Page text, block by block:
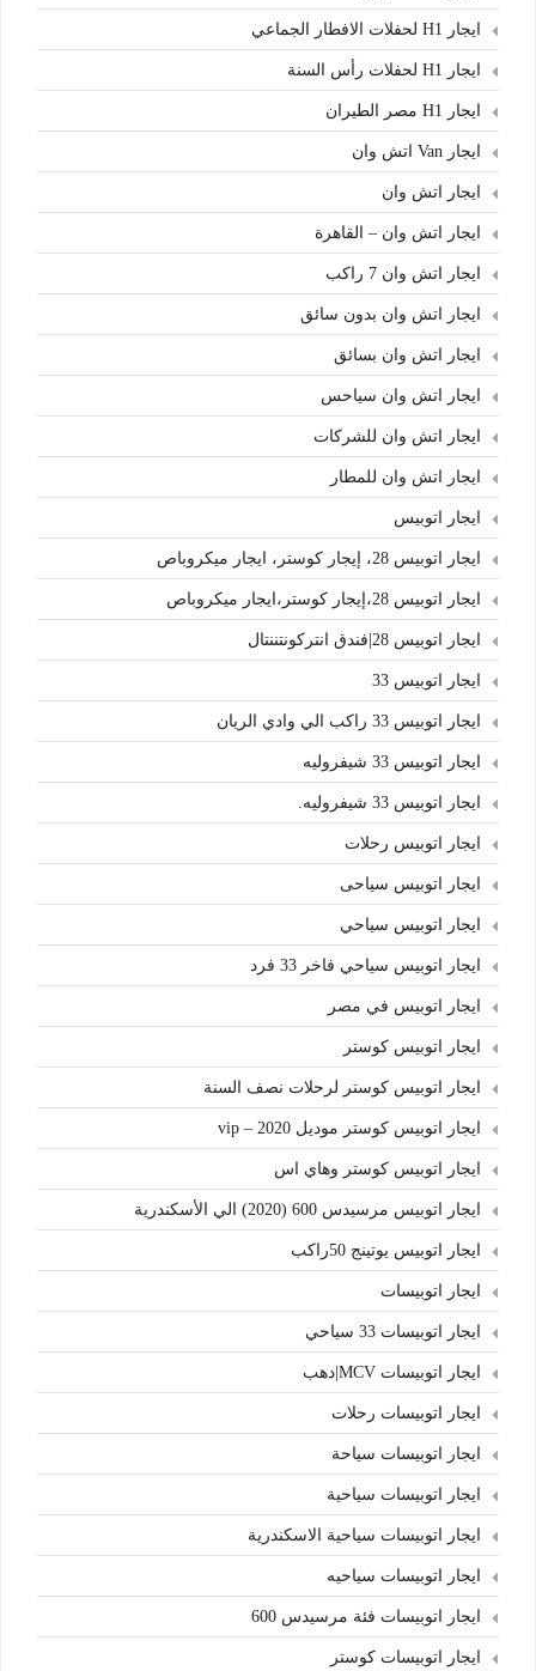
ايجار H1 لحفلات الافطار الجماعي
ايجار H1 لحفلات رأس السنة
ايجار H1 مصر الطيران
ايجار Van اتش وان
ايجار اتش وان
ايجار اتش وان – القاهرة
ايجار اتش وان 7 راكب
ايجار اتش وان بدون سائق
ايجار اتش وان بسائق
ايجار اتش وان سياحس
ايجار اتش وان للشركات
ايجار اتش وان للمطار
ايجار اتوبيس
ايجار اتوبيس 28، إيجار كوستر، ايجار ميكروباص
ايجار اتوبيس 28،إيجار كوستر،ايجار ميكروباص
ايجار اتوبيس 28|فندق انتركونتننتال
ايجار اتوبيس 33
ايجار اتوبيس 33 راكب الي وادي الريان
ايجار اتوبيس 33 شيفروليه
ايجار اتوبيس 33 شيفروليه.
ايجار اتوبيس رحلات
ايجار اتوبيس سياحى
ايجار اتوبيس سياحي
ايجار اتوبيس سياحي فاخر 33 فرد
ايجار اتوبيس في مصر
ايجار اتوبيس كوستر
ايجار اتوبيس كوستر لرحلات نصف السنة
ايجار اتوبيس كوستر موديل 2020 – vip
ايجار اتوبيس كوستر وهاي اس
ايجار اتوبيس مرسيدس 600 (2020) الي الأسكندرية
ايجار اتوبيس يوتينج 50راكب
ايجار اتوبيسات
ايجار اتوبيسات 33 سياحي
ايجار اتوبيسات MCV|دهب
ايجار اتوبيسات رحلات
ايجار اتوبيسات سياحة
ايجار اتوبيسات سياحية
ايجار اتوبيسات سياحية الاسكندرية
ايجار اتوبيسات سياحيه
ايجار اتوبيسات فئة مرسيدس 600
ايجار اتوبيسات كوستر